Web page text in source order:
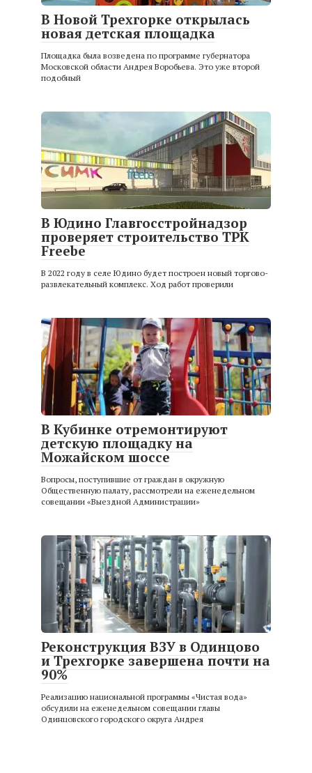
В Новой Трехгорке открылась
новая детская площадка
Площадка была возведена по программе губернатора
Московской области Андрея Воробьева. Это уже второй
подобный
В Юдино Главгосстройнадзор
проверяет строительство ТРК
Freebe
В 2022 году в селе Юдино будет построен новый торгово-
развлекательный комплекс. Ход работ проверили
В Кубинке отремонтируют
детскую площадку на
Можайском шоссе
Вопросы, поступившие от граждан в окружную
Общественную палату, рассмотрели на еженедельном
совещании «Выездной Администрации»
Реконструкция ВЗУ в Одинцово
и Трехгорке завершена почти на
90%
Реализацию национальной программы «Чистая вода»
обсудили на еженедельном совещании главы
Одинцовского городского округа Андрея